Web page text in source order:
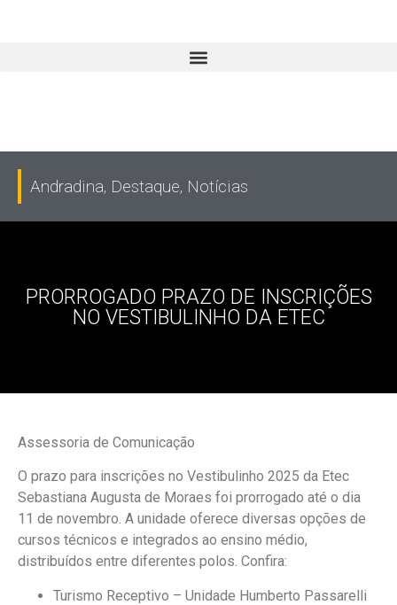
Andradina, Destaque, Notícias
PRORROGADO PRAZO DE INSCRIÇÕES
NO VESTIBULINHO DA ETEC
Assessoria de Comunicação
O prazo para inscrições no Vestibulinho 2025 da Etec
Sebastiana Augusta de Moraes foi prorrogado até o dia
11 de novembro. A unidade oferece diversas opções de
cursos técnicos e integrados ao ensino médio,
distribuídos entre diferentes polos. Confira:
Turismo Receptivo – Unidade Humberto Passarelli